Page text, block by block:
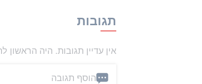
תגובות
אין עדיין תגובות. היה הראשון
הוסף תגובה